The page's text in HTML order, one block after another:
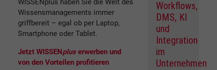
Wissensmanagements immer
griffbereit – egal ob per Laptop,
Smartphone oder Tablet.
Jetzt WISSENplus erwerben und
von den Vorteilen profitieren
Workflows,
DMS, KI
und
Integration
im
Unternehmen